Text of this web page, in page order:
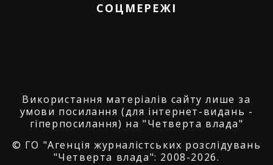
СОЦМЕРЕЖІ
Використання матеріалів сайту лише за
умови посилання (для інтернет-видань -
гіперпосилання) на "Четверта влада"
© ГО "Агенція журналістських розслідувань
"Четверта влада": 2008-2026.